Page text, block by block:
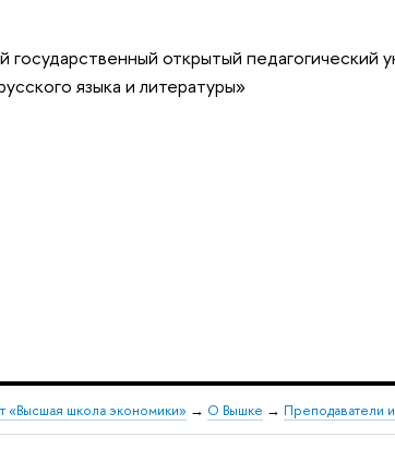
открытый педагогический
языка и литературы»
«Высшая школа экономики» → О Вышке → Преподаватели